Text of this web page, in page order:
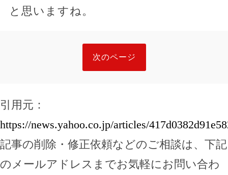
と思いますね。
次のページ
引用元：
https://news.yahoo.co.jp/articles/
記事の削除・修正依頼などのご相談は、下記
のメールアドレスまでお気軽にお問い合わ